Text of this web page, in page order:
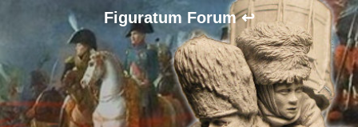
Figuratum Forum ↩